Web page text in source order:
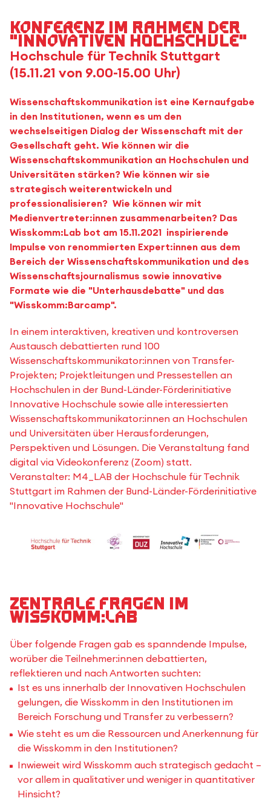
Konferenz im Rahmen der
"Innovativen Hochschule"
Hochschule für Technik Stuttgart
(15.11.21 von 9.00-15.00 Uhr)
Wissenschaftskommunikation ist eine Kernaufgabe
in den Institutionen, wenn es um den
wechselseitigen Dialog der Wissenschaft mit der
Gesellschaft geht. Wie können wir die
Wissenschaftskommunikation an Hochschulen und
Universitäten stärken? Wie können wir sie
strategisch weiterentwickeln und
professionalisieren? Wie können wir mit
Medienvertreter:innen zusammenarbeiten? Das
Wisskomm:Lab bot am 15.11.2021 inspirierende
Impulse von renommierten Expert:innen aus dem
Bereich der Wissenschaftskommunikation und des
Wissenschaftsjournalismus sowie innovative
Formate wie die "Unterhausdebatte" und das
"Wisskomm:Barcamp".
In einem interaktiven, kreativen und kontroversen
Austausch debattierten rund 100
Wissenschaftskommunikator:innen von Transfer-
Projekten; Projektleitungen und Pressestellen an
Hochschulen in der Bund-Länder-Förderinitiative
Innovative Hochschule sowie alle interessierten
Wissenschaftskommunikator:innen an Hochschulen
und Universitäten über Herausforderungen,
Perspektiven und Lösungen. Die Veranstaltung fand
digital via Videokonferenz (Zoom) statt.
Veranstalter: M4_LAB der Hochschule für Technik
Stuttgart im Rahmen der Bund-Länder-Förderinitiative
"Innovative Hochschule"
Zentrale Fragen im
Wisskomm:Lab
Über folgende Fragen gab es spanndende Impulse,
worüber die Teilnehmer:innen debattierten,
reflektieren und nach Antworten suchten:
Ist es uns innerhalb der Innovativen Hochschulen
gelungen, die Wisskomm in den Institutionen im
Bereich Forschung und Transfer zu verbessern?
Wie steht es um die Ressourcen und Anerkennung für
die Wisskomm in den Institutionen?
Inwieweit wird Wisskomm auch strategisch gedacht –
vor allem in qualitativer und weniger in quantitativer
Hinsicht?